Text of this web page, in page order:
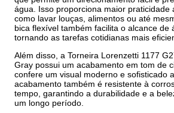
água. Isso proporciona maior praticidade
como lavar louças, alimentos ou até
bica flexível também facilita o alcance de
tornando as tarefas cotidianas mais
Além disso, a Torneira Lorenzetti 1177
Gray possui um acabamento em tom de
confere um visual moderno e sofisticado
acabamento também é resistente à
tempo, garantindo a durabilidade e a
um longo período.